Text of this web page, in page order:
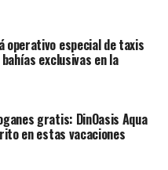
que permiten a más
vida y construir nuevas
Palenque Fenapo 2026
operativo especial de taxis
exclusivas en la
gratis: DinOasis Aqua
en estas vacaciones